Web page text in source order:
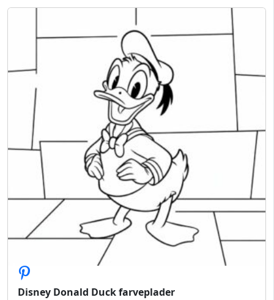
Disney Donald Duck farveplader